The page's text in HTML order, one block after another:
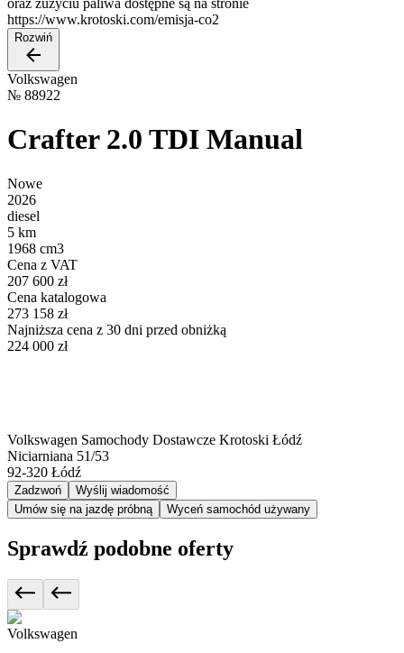
https://www.krotoski.com/emisja-co2
Rozwiń
Volkswagen
№ 88922
Crafter 2.0 TDI Manual
Nowe
2026
diesel
5 km
1968 cm3
Cena z VAT
207 600 zł
Cena katalogowa
273 158 zł
Najniższa cena z 30 dni przed obniżką
224 000 zł
Volkswagen Samochody Dostawcze Krotoski Łódź
Niciarniana 51/53
92-320 Łódź
Zadzwoń
Wyślij wiadomość
Umów się na jazdę próbną
Wyceń samochód używany
Sprawdź podobne oferty
Volkswagen